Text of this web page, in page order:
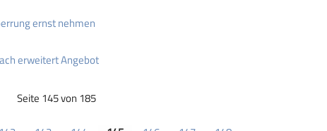
ernst nehmen
erweitert Angebot
Seite 145 von 185